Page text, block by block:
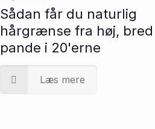
Sådan får du naturlig
hårgrænse fra høj, bred
pande i 20'erne
Læs mere